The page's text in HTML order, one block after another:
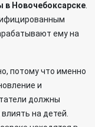
в Новочебоксарске
ему на
потому что именно
и
должны
на детей.